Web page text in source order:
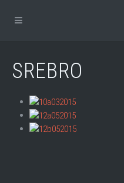
SREBRO